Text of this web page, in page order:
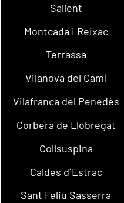
Sallent
Montcada i Reixac
Terrassa
Vilanova del Camí
Vilafranca del Penedès
Corbera de Llobregat
Collsuspina
Caldes d´Estrac
Sant Feliu Sasserra